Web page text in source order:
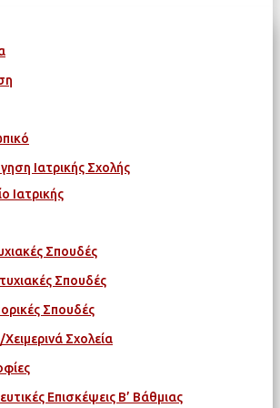
Ιατρικής Σχολής
Ιατρικής
Σπουδές
Σπουδές
Σπουδές
Σχολεία
Επισκέψεις Β’ Βάθμιας